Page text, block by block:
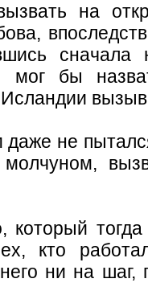
на
мог бы
не
кто
ни на шаг,